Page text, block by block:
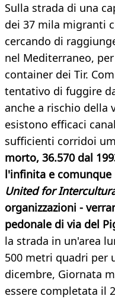
Sulla strada di una
dei 37 mila migranti
cercando di
nel Mediterraneo,
container dei Tir.
tentativo di fuggire
anche a rischio della
esistono efficaci
sufficienti corridoi
morto, 36.570 dal
l'infinita e
United for
organizzazioni -
pedonale di via del
la strada in un'area
500 metri quadri per
dicembre, Giornata
essere completata il